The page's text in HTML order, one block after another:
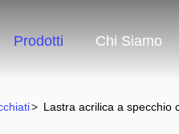
Prodotti Chi Siamo
> Lastra acrilica a specchio